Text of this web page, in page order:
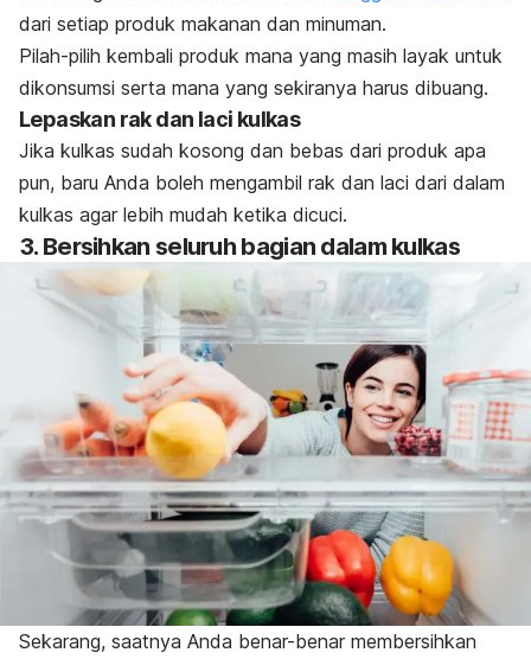
dari setiap produk makanan dan minuman.
Pilah-pilih kembali produk mana yang masih layak untuk
dikonsumsi serta mana yang sekiranya harus dibuang.
Lepaskan rak dan laci kulkas
Jika kulkas sudah kosong dan bebas dari produk apa
pun, baru Anda boleh mengambil rak dan laci dari dalam
kulkas agar lebih mudah ketika dicuci.
3. Bersihkan seluruh bagian dalam kulkas
Sekarang, saatnya Anda benar-benar membersihkan